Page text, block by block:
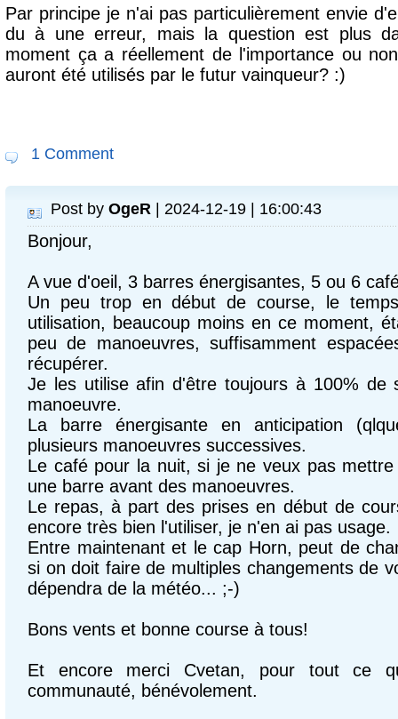
Par principe je n'ai pas particulièrement envie
du à une erreur, mais la question est plus
moment ça a réellement de l'importance ou
auront été utilisés par le futur vainqueur? :)
1 Comment
Post by OgeR | 2024-12-19 | 16:00:43
Bonjour,
A vue d'oeil, 3 barres énergisantes, 5 ou 6
Un peu trop en début de course, le
utilisation, beaucoup moins en ce moment,
peu de manoeuvres, suffisamment
récupérer.
Je les utilise afin d'être toujours à 100% de
manoeuvre.
La barre énergisante en anticipation
plusieurs manoeuvres successives.
Le café pour la nuit, si je ne veux pas
une barre avant des manoeuvres.
Le repas, à part des prises en début de
encore très bien l'utiliser, je n'en ai pas usage.
Entre maintenant et le cap Horn, peut de
si on doit faire de multiples changements de
dépendra de la météo... ;-)
Bons vents et bonne course à tous!
Et encore merci Cvetan, pour tout ce
communauté, bénévolement.